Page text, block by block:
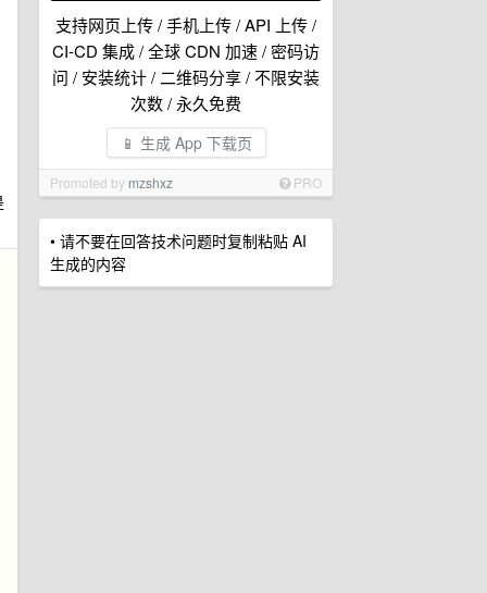
支持网页上传 / 手机上传 / API 上传 /
CI-CD 集成 / 全球 CDN 加速 / 密码访
问 / 安装统计 / 二维码分享 / 不限安装
次数 / 永久免费
📱 生成 App 下载页
Promoted by mzshxz PRO
• 请不要在回答技术问题时复制粘贴 AI
生成的内容